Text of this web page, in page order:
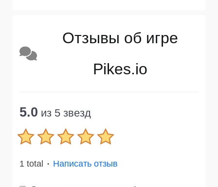
Отзывы об игре
Pikes.io
5.0 из 5 звезд
1 total ● Написать отзыв